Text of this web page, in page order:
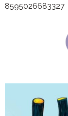
8595026683327